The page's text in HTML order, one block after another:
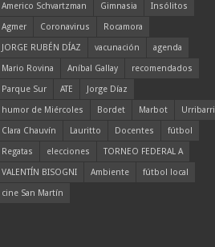
Americo Schvartzman Gimnasia
Insólitos
Agmer
Coronavirus
Rocamora
JORGE RUBÉN DÍAZ
vacunación
agenda
Mario Rovina
Aníbal Gallay
recomendados
Parque Sur
ATE
Jorge Díaz
humor de Miércoles
Bordet Marbot
Urribarri
Clara Chauvín
Lauritto Docentes
fútbol
Regatas
elecciones
TORNEO FEDERAL A
VALENTÍN BISOGNI
Ambiente
fútbol local
cine San Martín